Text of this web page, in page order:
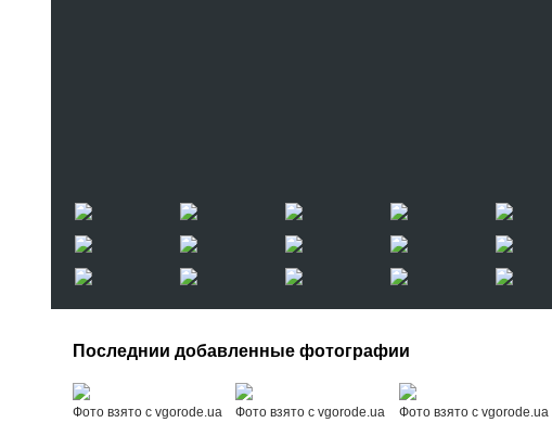
Последнии добавленные фотографии
Фото взято с vgorode.ua Фото взято с vgorode.ua Фото взято с vgorode.ua